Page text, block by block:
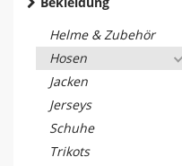
Helme & Zubehör
Hosen
Jacken
Jerseys
Schuhe
Trikots